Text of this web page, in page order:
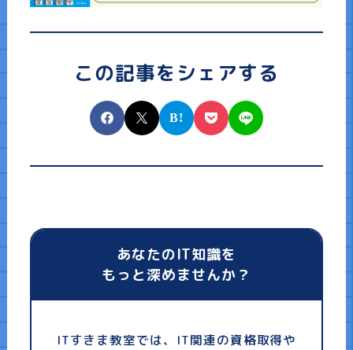
この記事をシェアする
あなたのIT知識を
もっと深めませんか？
ITすきま教室では、IT関連の資格取得や